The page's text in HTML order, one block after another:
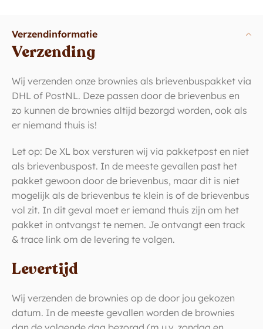
Verzendinformatie
Verzending
Wij verzenden onze brownies als brievenbuspakket via
DHL of PostNL. Deze passen door de brievenbus en
zo kunnen de brownies altijd bezorgd worden, ook als
er niemand thuis is!
Let op: De XL box versturen wij via pakketpost en niet
als brievenbuspost. In de meeste gevallen past het
pakket gewoon door de brievenbus, maar dit is niet
mogelijk als de brievenbus te klein is of de brievenbus
vol zit. In dit geval moet er iemand thuis zijn om het
pakket in ontvangst te nemen. Je ontvangt een track
& trace link om de levering te volgen.
Levertijd
Wij verzenden de brownies op de door jou gekozen
datum. In de meeste gevallen worden de brownies